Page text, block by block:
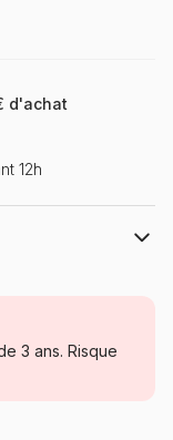
d'achat
12h
3 ans. Risque